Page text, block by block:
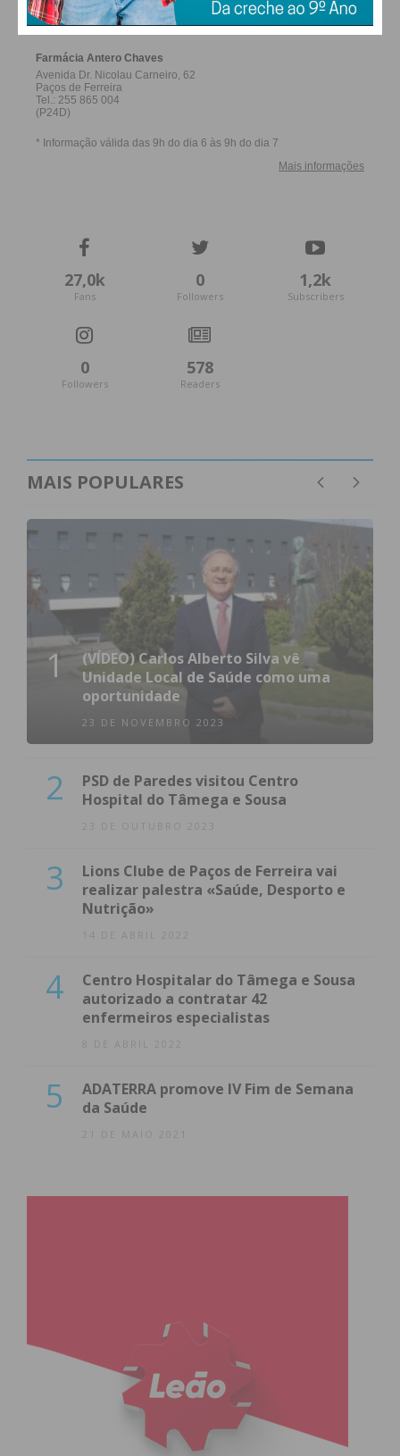
FERREIRA
27,0k
Fans
0
Followers
1,2k
Subscribers
0
Followers
578
Readers
MAIS POPULARES
1
(VÍDEO) Carlos Alberto Silva vê
Unidade Local de Saúde como uma
oportunidade
23 DE NOVEMBRO 2023
2
PSD de Paredes visitou Centro
Hospital do Tâmega e Sousa
23 DE OUTUBRO 2023
3
Lions Clube de Paços de Ferreira vai
realizar palestra «Saúde, Desporto e
Nutrição»
14 DE ABRIL 2022
4
Centro Hospitalar do Tâmega e Sousa
autorizado a contratar 42
enfermeiros especialistas
8 DE ABRIL 2022
5
ADATERRA promove IV Fim de Semana
da Saúde
21 DE MAIO 2021